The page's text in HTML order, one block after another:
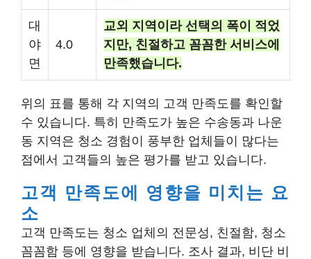
대
야
면
4.0
교외 지역이라 선택의 폭이 적었
지만, 친절하고 꼼꼼한 서비스에
만족했습니다.
위의 표를 통해 각 지역의 고객 만족도를 확인할
수 있습니다. 특히 만족도가 높은 수송동과 나운
동 지역은 청소 경험이 풍부한 업체들이 많다는
점에서 고객들의 높은 평가를 받고 있습니다.
고객 만족도에 영향을 미치는 요
소
고객 만족도는 청소 업체의 전문성, 친절함, 청소
꼼꼼함 등에 영향을 받습니다. 조사 결과, 비단 비